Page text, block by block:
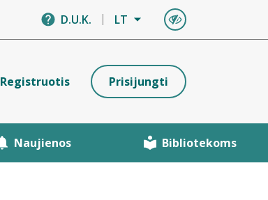
D.U.K. LT
Registruotis Prisijungti
Naujienos Bibliotekoms